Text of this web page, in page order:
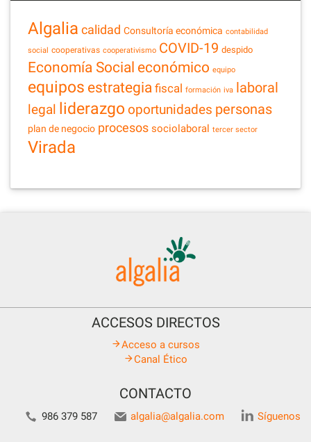
Algalia calidad Consultoría económica contabilidad
social cooperativas cooperativismo COVID-19 despido
Economía Social económico equipo
equipos estrategia fiscal formación iva laboral
legal liderazgo oportunidades personas
plan de negocio procesos sociolaboral tercer sector
Virada
ACCESOS DIRECTOS
Acceso a cursos
Canal Ético
CONTACTO
986 379 587 algalia@algalia.com Síguenos